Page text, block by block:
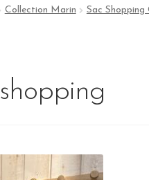
Collection Marin Sac